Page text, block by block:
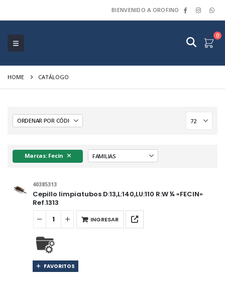
BIENVENIDO A OROFINO
0
HOME CATÁLOGO
Marcas: Fecin
40385313
Cepillo limpiatubos D:13,L:140,LU:110 R:W ¼ «FECIN»
Ref.1313
INGRESAR
FAVORITOS